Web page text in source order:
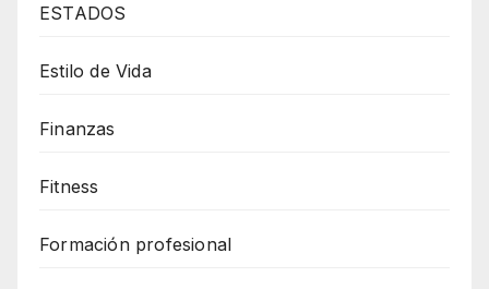
ESTADOS
Estilo de Vida
Finanzas
Fitness
Formación profesional